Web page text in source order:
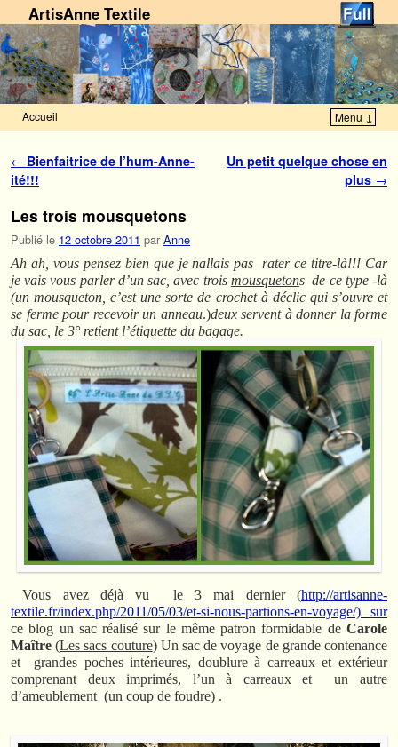
ArtisAnne Textile
Accueil Menu ↓
Navigation des articles
← Bienfaitrice de l’hum-Anne-
ité!!!
Un petit quelque chose en
plus →
Les trois mousquetons
Publié le 12 octobre 2011 par Anne
Ah ah, vous pensez bien que je nallais pas rater ce titre-là!!! Car
je vais vous parler d’un sac, avec trois mousquetons de ce type -là
(un mousqueton, c’est une sorte de crochet à déclic qui s’ouvre et
se ferme pour recevoir un anneau.)deux servent à donner la forme
du sac, le 3° retient l’étiquette du bagage.
Vous avez déjà vu le 3 mai dernier (http://artisanne-
textile.fr/index.php/2011/05/03/et-si-nous-partions-en-voyage/) sur
ce blog un sac réalisé sur le même patron formidable de Carole
Maître (Les sacs couture) Un sac de voyage de grande contenance
et grandes poches intérieures, doublure à carreaux et extérieur
comprenant deux imprimés, l’un à carreaux et un autre
d’ameublement (un coup de foudre) .